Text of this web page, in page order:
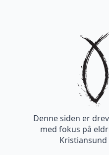
Denne siden er
med fokus på